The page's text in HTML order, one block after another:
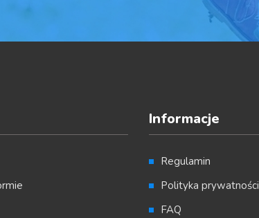
Informacje
Regulamin
Polityka prywatności
FAQ